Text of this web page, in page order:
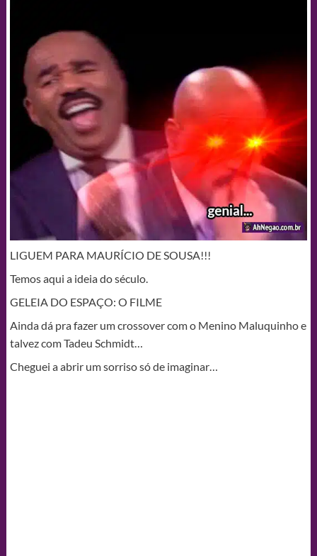
LIGUEM PARA MAURÍCIO DE SOUSA!!!
Temos aqui a ideia do século.
GELEIA DO ESPAÇO: O FILME
Ainda dá pra fazer um crossover com o Menino Maluquinho e
talvez com Tadeu Schmidt…
Cheguei a abrir um sorriso só de imaginar…